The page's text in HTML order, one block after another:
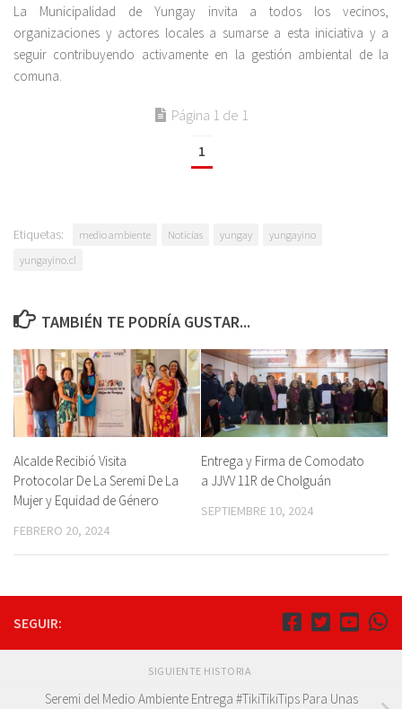
La Municipalidad de Yungay invita a todos los vecinos,
organizaciones y actores locales a sumarse a esta iniciativa y a
seguir contribuyendo activamente en la gestión ambiental de la
comuna.
Página 1 de 1
1
Etiquetas: medio ambiente Noticias yungay
yungayino
yungayino.cl
TAMBIÉN TE PODRÍA GUSTAR...
Alcalde Recibió Visita
Protocolar De La Seremi De La
Mujer y Equidad de Género
FEBRERO 20, 2024
Entrega y Firma de Comodato
a JJVV 11R de Cholguán
SEPTIEMBRE 10, 2024
SEGUIR:
SIGUIENTE HISTORIA
Seremi del Medio Ambiente Entrega #TikiTikiTips Para Unas